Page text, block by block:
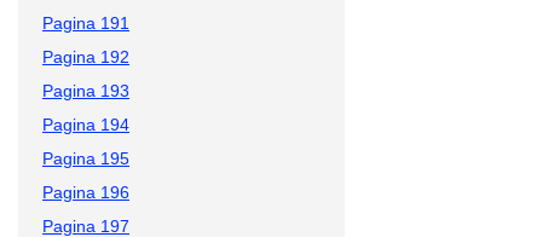
Pagina 191
Pagina 192
Pagina 193
Pagina 194
Pagina 195
Pagina 196
Pagina 197